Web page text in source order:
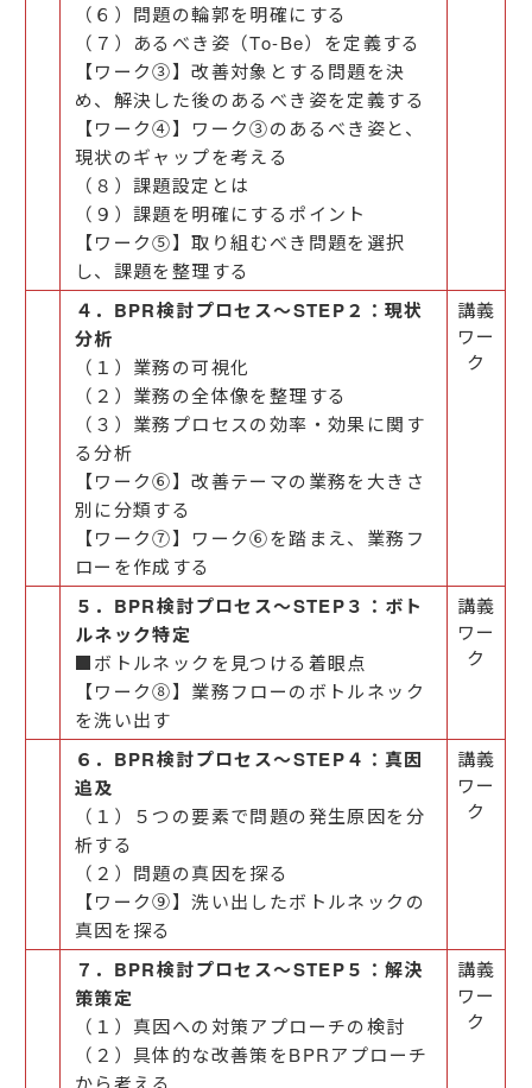
（６）問題の輪郭を明確にする
（７）あるべき姿（To-Be）を定義する
【ワーク③】改善対象とする問題を決
め、解決した後のあるべき姿を定義する
【ワーク④】ワーク③のあるべき姿と、
現状のギャップを考える
（８）課題設定とは
（９）課題を明確にするポイント
【ワーク⑤】取り組むべき問題を選択
し、課題を整理する
４．BPR検討プロセス～STEP２：現状
分析
（１）業務の可視化
（２）業務の全体像を整理する
（３）業務プロセスの効率・効果に関す
る分析
【ワーク⑥】改善テーマの業務を大きさ
別に分類する
【ワーク⑦】ワーク⑥を踏まえ、業務フ
ローを作成する
講義
ワー
ク
５．BPR検討プロセス～STEP３：ボト
ルネック特定
■ボトルネックを見つける着眼点
【ワーク⑧】業務フローのボトルネック
を洗い出す
講義
ワー
ク
６．BPR検討プロセス～STEP４：真因
追及
（１）５つの要素で問題の発生原因を分
析する
（２）問題の真因を探る
【ワーク⑨】洗い出したボトルネックの
真因を探る
講義
ワー
ク
７．BPR検討プロセス～STEP５：解決
策策定
（１）真因への対策アプローチの検討
（２）具体的な改善策をBPRアプローチ
から考える
講義
ワー
ク